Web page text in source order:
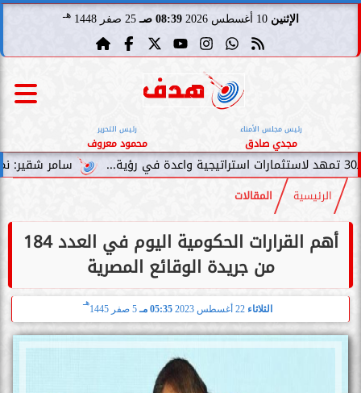
الإثنين 10 أغسطس 2026 08:39 صـ 25 صفر 1448 هـ
رئيس مجلس الأمناء
مجدي صادق
رئيس التحرير
محمود معروف
سامر شقير: نمو صناديق
الرئيسية المقالات
أهم القرارات الحكومية اليوم في العدد 184
من جريدة الوقائع المصرية
الثلاثاء 22 أغسطس 2023 05:35 مـ 5 صفر 1445
هـ